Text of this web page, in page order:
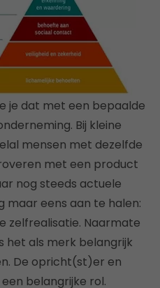
je dat met een bepaalde
Bij kleine
mensen met dezelfde
met een product
nog steeds actuele
maar eens aan te halen:
zelfrealisatie. Naarmate
het als merk belangrijk
De opricht(st)er en
belangrijke rol.